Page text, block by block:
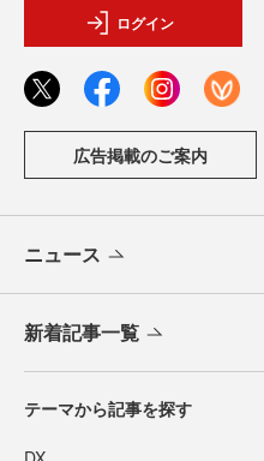
ログイン
広告掲載のご案内
ニュース
新着記事一覧
テーマから記事を探す